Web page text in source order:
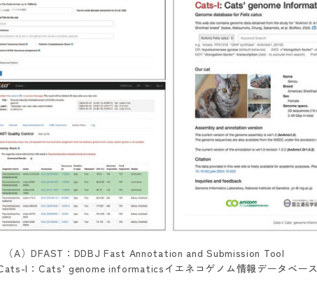
（A）DFAST：DDBJ Fast Annotation and Submission Tool
Cats-I：Cats’ genome informaticsイエネコゲノム情報データベース